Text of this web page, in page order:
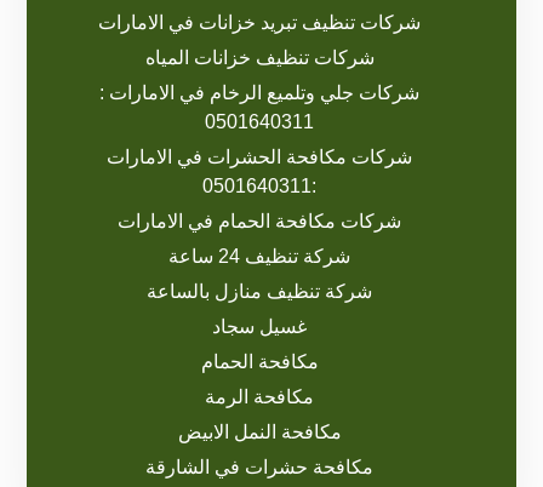
شركات تنظيف تبريد خزانات في الامارات
شركات تنظيف خزانات المياه
شركات جلي وتلميع الرخام في الامارات :
0501640311
شركات مكافحة الحشرات في الامارات
:0501640311
شركات مكافحة الحمام في الامارات
شركة تنظيف 24 ساعة
شركة تنظيف منازل بالساعة
غسيل سجاد
مكافحة الحمام
مكافحة الرمة
مكافحة النمل الابيض
مكافحة حشرات في الشارقة